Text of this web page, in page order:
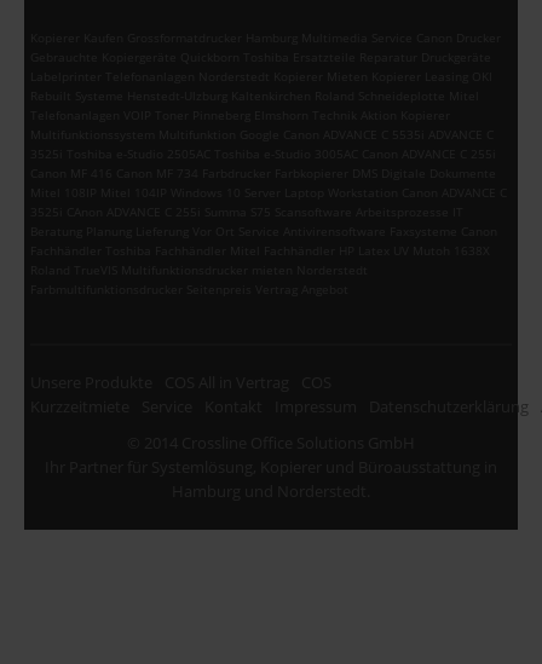
Datenschutzerklärung